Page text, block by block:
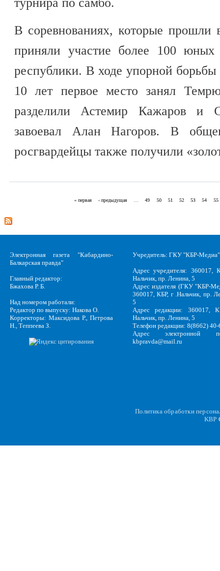
В соревнованиях, которые прошли
приняли участие более 100 юных
республики. В ходе упорной борьбы
10 лет первое место занял
разделили Астемир Кажаров и
завоевал Алан Нагоров. В
росгвардейцы также получили
« первая ‹ предыдущая 49 50 51 52 53 54 55
Электронная газета "Кабардино-
Балкарская правда"
Главный редактор:
Бжахова Р. Б.
Над номером работали:
Редактор по выпуску: Накова О.
Корректоры: Максидова Р., Петрова
Н., Теппеева З.
Учредитель: ГКУ "КБР-Медиа"
Адрес учредителя: 360017,
Нальчик, пр. Ленина, 5
Адрес издателя (ГКУ "КБР-
360017, КБР, г .Нальчик, пр.
5
Адрес редакции: 360017,
Нальчик, пр. Ленина, 5
Телефон редакции: 8(8662)
Адрес электронной
kbpravda@mail.ru
Политика обработки
KBP